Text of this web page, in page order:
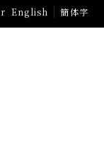
English 簡体字